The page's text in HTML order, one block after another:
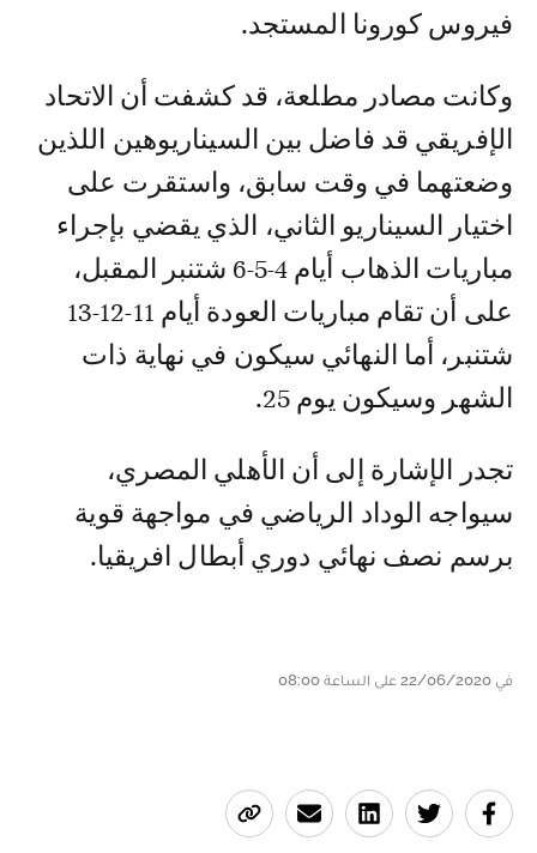
فيروس كورونا المستجد.
وكانت مصادر مطلعة، قد كشفت أن الاتحاد
الإفريقي قد فاضل بين السيناريوهين اللذين
وضعتهما في وقت سابق، واستقرت على
اختيار السيناريو الثاني، الذي يقضي بإجراء
مباريات الذهاب أيام 4-5-6 شتنبر المقبل،
على أن تقام مباريات العودة أيام 11-12-13
شتنبر، أما النهائي سيكون في نهاية ذات
الشهر وسيكون يوم 25.
تجدر الإشارة إلى أن الأهلي المصري،
سيواجه الوداد الرياضي في مواجهة قوية
برسم نصف نهائي دوري أبطال افريقيا.
في 22/06/2020 على الساعة 08:00